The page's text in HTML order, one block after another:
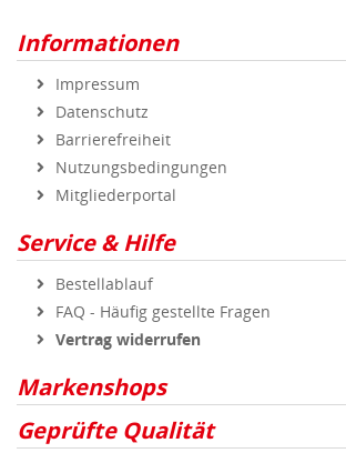
Informationen
Impressum
Datenschutz
Barrierefreiheit
Nutzungsbedingungen
Mitgliederportal
Service & Hilfe
Bestellablauf
FAQ - Häufig gestellte Fragen
Vertrag widerrufen
Markenshops
Geprüfte Qualität